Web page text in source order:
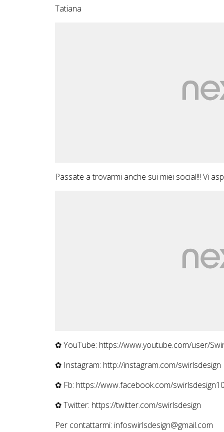
Tatiana
Passate a trovarmi anche sui miei social!!! Vi
✿ YouTube: https://www.youtube.com/user/
✿ Instagram: http://instagram.com/swirlsdesign
✿ Fb: https://www.facebook.com/swirlsdesign10
✿ Twitter: https://twitter.com/swirlsdesign
Per contattarmi: infoswirlsdesign@gmail.com